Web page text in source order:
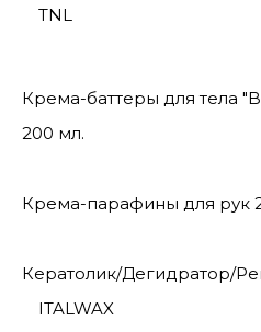
TNL
Крема-баттеры для тела
200 мл.
Крема-парафины для рук
Кератолик/Дегидратор/
ITALWAX